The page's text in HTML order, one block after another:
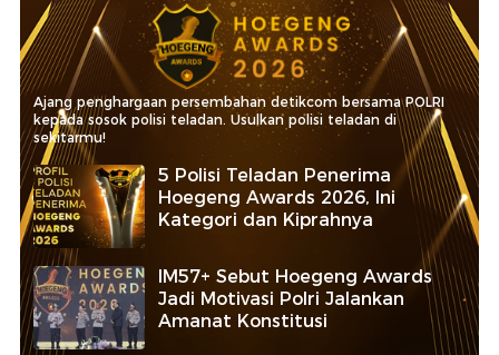
Ajang penghargaan persembahan detikcom bersama POLRI
kepada sosok polisi teladan. Usulkan polisi teladan di
sekitarmu!
5 Polisi Teladan Penerima
Hoegeng Awards 2026, Ini
Kategori dan Kiprahnya
IM57+ Sebut Hoegeng Awards
Jadi Motivasi Polri Jalankan
Amanat Konstitusi